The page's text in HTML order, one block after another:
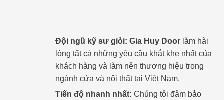
Đội ngũ kỹ sư giỏi: Gia Huy Door làm hài
lòng tất cả những yêu cầu khắt khe nhất của
khách hàng và làm nên thương hiệu trong
ngành cửa và nội thất tại Việt Nam.
Tiến độ nhanh nhất: Chúng tôi đảm bảo